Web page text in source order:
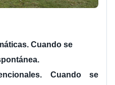
Cuando se
Cuando se